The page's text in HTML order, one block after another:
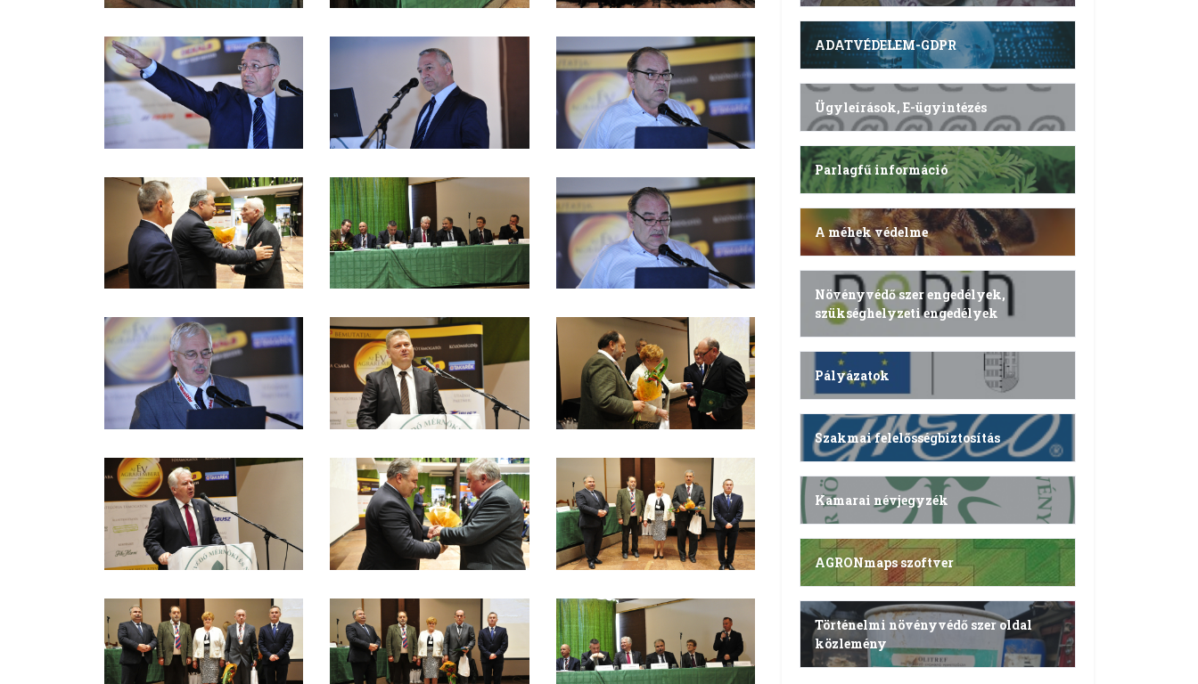
ADATVÉDELEM-GDPR
Ügyleírások, E-ügyintézés
Parlagfű információ
A méhek védelme
Növényvédő szer engedélyek,
szükséghelyzeti engedélyek
Pályázatok
Szakmai felelősségbiztosítás
Kamarai névjegyzék
AGRONmaps szoftver
Történelmi növényvédő szer oldal
közlemény